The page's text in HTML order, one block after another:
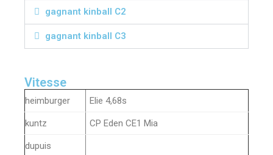
gagnant kinball C2
gagnant kinball C3
Vitesse
heimburger Elie 4,68s
kuntz CP Eden CE1 Mia
dupuis